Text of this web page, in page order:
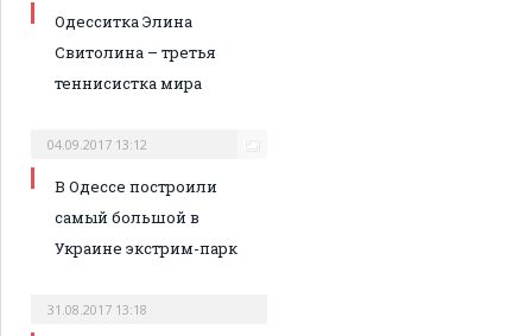
Одесситка Элина
Свитолина – третья
теннисистка мира
04.09.2017 13:12
В Одессе построили
самый большой в
Украине экстрим-парк
31.08.2017 13:18